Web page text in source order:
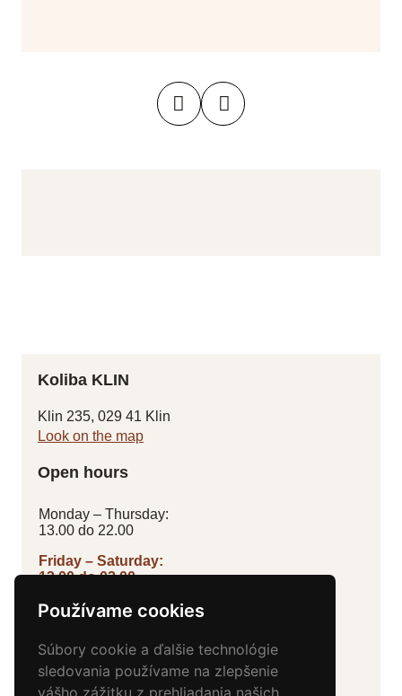
Používame cookies
Súbory cookie a ďalšie technológie
sledovania používame na zlepšenie
Koliba KLIN
Klin 235, 029 41 Klin
Look on the map
Open hours
Monday – Thursday:
13.00 do 22.00
Friday – Saturday:
13.00 do 02.00
Sunday:
Contacts